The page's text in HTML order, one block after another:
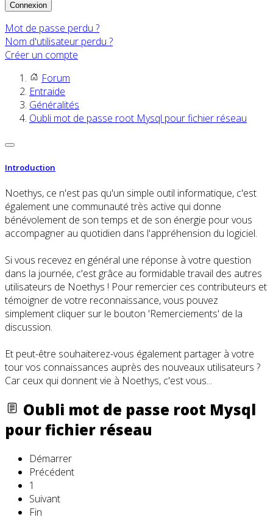
Connexion
Mot de passe perdu ?
Nom d'utilisateur perdu ?
Créer un compte
Forum
Entraide
Généralités
Oubli mot de passe root Mysql pour fichier réseau
Introduction
Noethys, ce n'est pas qu'un simple outil informatique, c'est
également une communauté très active qui donne
bénévolement de son temps et de son énergie pour vous
accompagner au quotidien dans l'appréhension du logiciel.
Si vous recevez en général une réponse à votre question
dans la journée, c'est grâce au formidable travail des autres
utilisateurs de Noethys ! Pour remercier ces contributeurs et
témoigner de votre reconnaissance, vous pouvez
simplement cliquer sur le bouton 'Remerciements' de la
discussion.
Et peut-être souhaiterez-vous également partager à votre
tour vos connaissances auprès des nouveaux utilisateurs ?
Car ceux qui donnent vie à Noethys, c'est vous...
Oubli mot de passe root Mysql
pour fichier réseau
Démarrer
Précédent
1
Suivant
Fin